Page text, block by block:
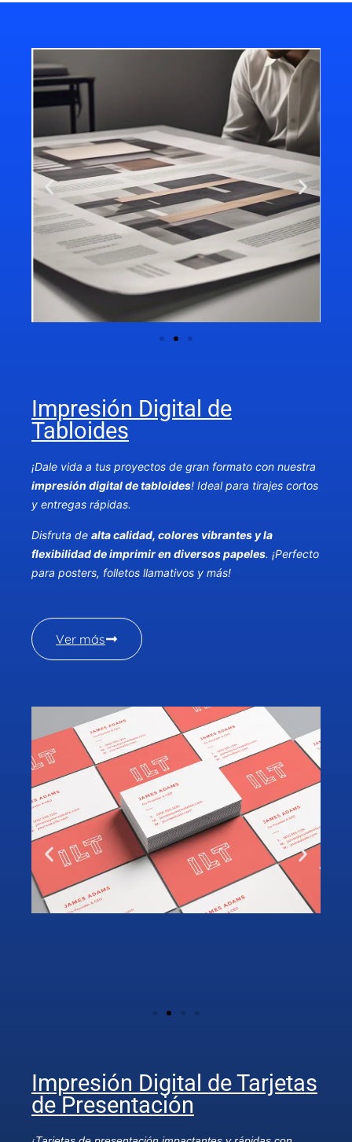
Impresión Digital de
Tabloides
¡Dale vida a tus proyectos de gran formato con nuestra
impresión digital de tabloides! Ideal para tirajes cortos
y entregas rápidas.
Disfruta de alta calidad, colores vibrantes y la
flexibilidad de imprimir en diversos papeles. ¡Perfecto
para posters, folletos llamativos y más!
Ver más
Impresión Digital de Tarjetas
de Presentación